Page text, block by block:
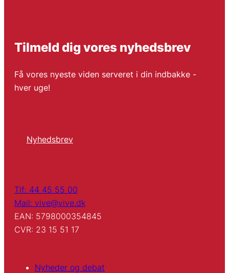
Tilmeld dig vores nyhedsbrev
Få vores nyeste viden serveret i din indbakke -
hver uge!
Nyhedsbrev
Tlf: 44 45 55 00
Mail: vive@vive.dk
EAN: 5798000354845
CVR: 23 15 51 17
Nyheder og debat